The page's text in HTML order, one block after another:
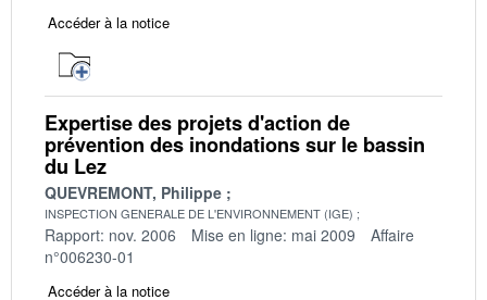
Accéder à la notice
Expertise des projets d'action de
prévention des inondations sur le bassin
du Lez
QUEVREMONT, Philippe
INSPECTION GENERALE DE L'ENVIRONNEMENT (IGE)
Rapport: nov. 2006 Mise en ligne: mai 2009
Affaire
n°006230-01
Accéder à la notice